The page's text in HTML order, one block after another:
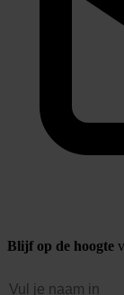
Blijf op de hoogte